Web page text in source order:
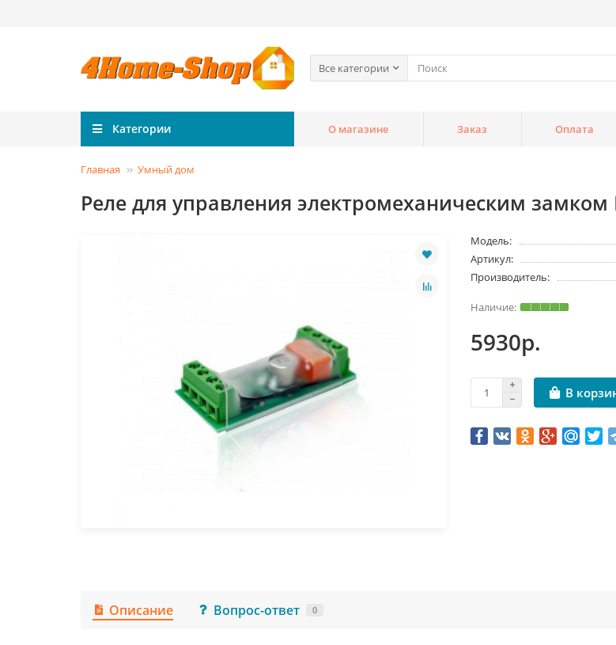
Все категории
Категории О магазине Заказ Оплата
Главная Умный дом
Реле для управления электромеханическим замком
Модель:
Артикул:
Производитель:
5930р.
В
Описание Вопрос-ответ 0